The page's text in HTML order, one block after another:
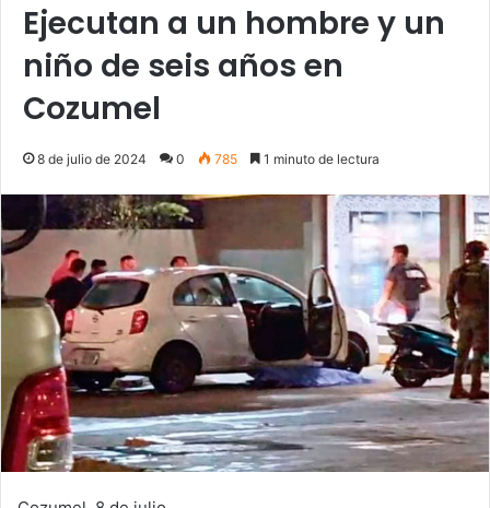
Ejecutan a un hombre y un
niño de seis años en
Cozumel
8 de julio de 2024 0 785 1 minuto de lectura